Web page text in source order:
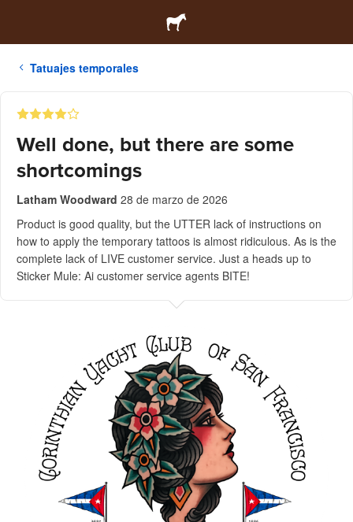
Tatuajes temporales
Well done, but there are some
shortcomings
Latham Woodward 28 de marzo de 2026
Product is good quality, but the UTTER lack of instructions on
how to apply the temporary tattoos is almost ridiculous. As is the
complete lack of LIVE customer service. Just a heads up to
Sticker Mule: Ai customer service agents BITE!